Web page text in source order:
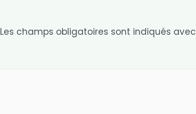
Les champs obligatoires sont indiqués avec